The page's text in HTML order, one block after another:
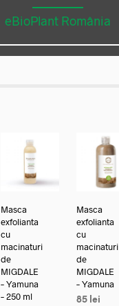
eBioPlant România
Masca
exfolianta
cu
macinaturi
de
MIGDALE
– Yamuna
– 250 ml
Masca
exfolianta
cu
macinaturi
de
MIGDALE
– Yamuna
85 lei